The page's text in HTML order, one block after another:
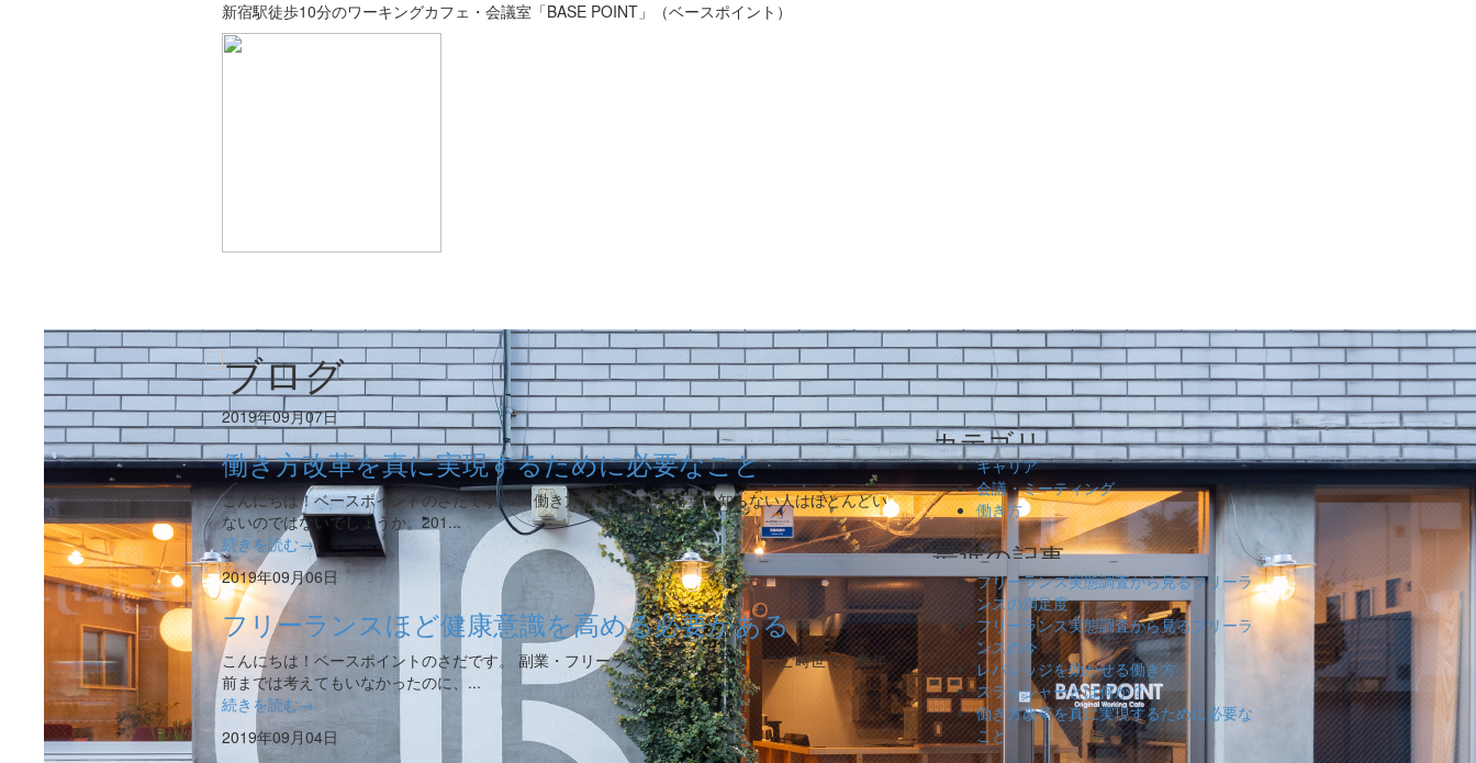
新宿駅徒歩10分のワーキングカフェ・会議室「BASE POINT」（ベースポイント）
2019年09月07日
働き方改革を真に実現するために必要なこと
こんにちは！ベースポイントのさだです。 「働き方改革」という言葉を知らない人はほとんどい
ないのではないでしょうか。201...
続きを読む→
2019年09月06日
フリーランスほど健康意識を高める必要がある
こんにちは！ベースポイントのさだです。 副業・フリーランスが年々増えるこのご時世で、数年
前までは考えてもいなかったのに、...
続きを読む→
2019年09月04日
キャリア
会議・ミーティング
働き方
フリーランス実態調査から見るフリーラ
ンスの満足度
フリーランス実態調査から見るフリーラ
ンスの今
レバレッジを効かせる働き方
スラッシャーとは何か？
働き方改革を真に実現するために必要な
こと